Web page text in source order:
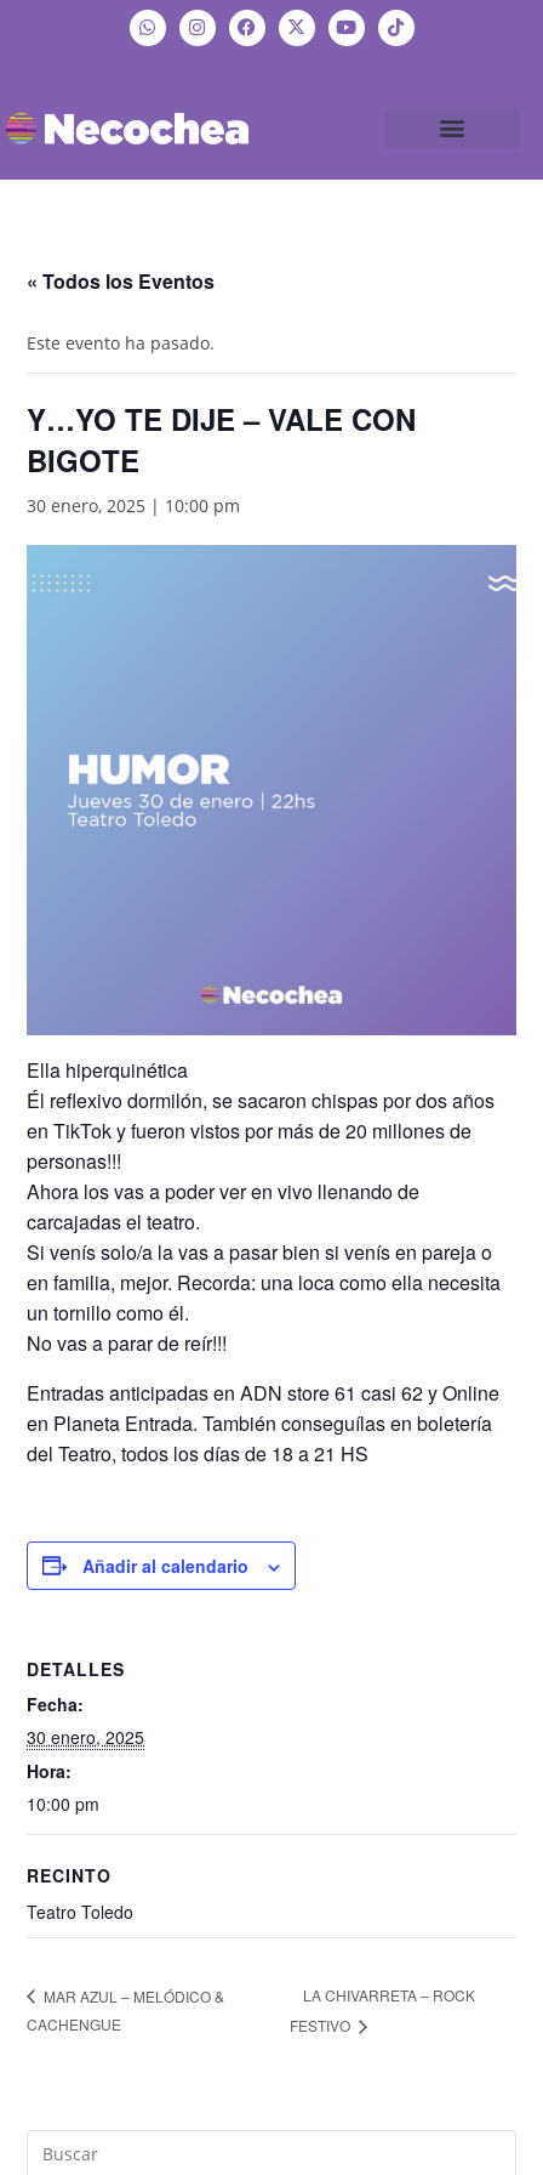
« Todos los Eventos
Este evento ha pasado.
Y…YO TE DIJE – VALE CON
BIGOTE
30 enero, 2025 | 10:00 pm
Ella hiperquinética
Él reflexivo dormilón, se sacaron chispas por dos años
en TikTok y fueron vistos por más de 20 millones de
personas!!!
Ahora los vas a poder ver en vivo llenando de
carcajadas el teatro.
Si venís solo/a la vas a pasar bien si venís en pareja o
en familia, mejor. Recorda: una loca como ella necesita
un tornillo como él.
No vas a parar de reír!!!
Entradas anticipadas en ADN store 61 casi 62 y Online
en Planeta Entrada. También conseguílas en boletería
del Teatro, todos los días de 18 a 21 HS
Añadir al calendario
DETALLES
Fecha:
30 enero, 2025
Hora:
10:00 pm
RECINTO
Teatro Toledo
MAR AZUL – MELÓDICO &
CACHENGUE
LA CHIVARRETA – ROCK
FESTIVO